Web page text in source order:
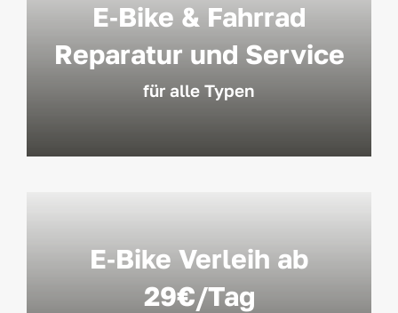
E‑Bike & Fahrrad
Reparatur und Service
für alle Typen
E‑Bike Verleih ab
29€/Tag